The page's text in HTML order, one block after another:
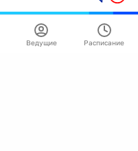
Ведущие Расписание